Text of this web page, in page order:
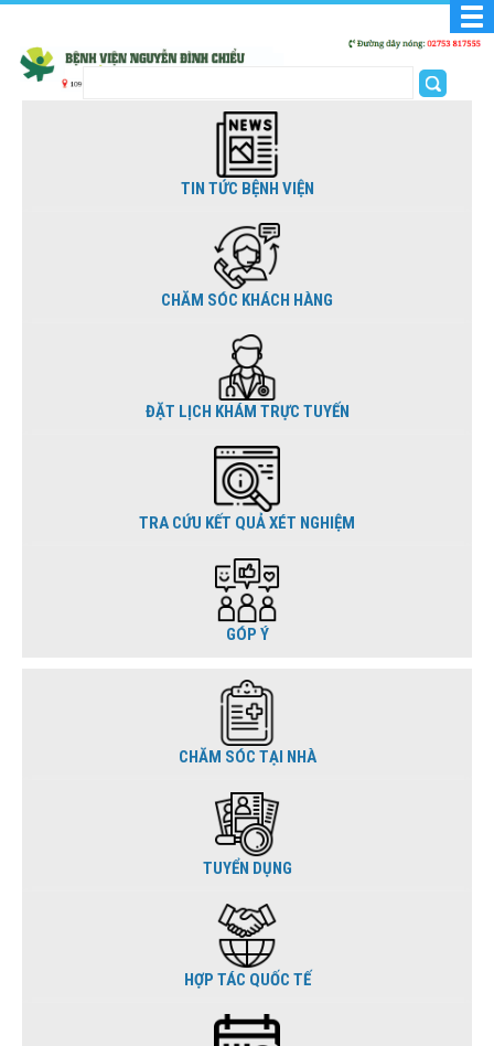
TIN TỨC BỆNH VIỆN
CHĂM SÓC KHÁCH HÀNG
ĐẶT LỊCH KHÁM TRỰC TUYẾN
TRA CỨU KẾT QUẢ XÉT NGHIỆM
GÓP Ý
CHĂM SÓC TẠI NHÀ
TUYỂN DỤNG
HỢP TÁC QUỐC TẾ